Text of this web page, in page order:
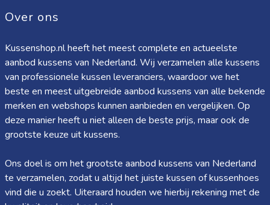
Over ons
Kussenshop.nl heeft het meest complete en actueelste
aanbod kussens van Nederland. Wij verzamelen alle kussens
van professionele kussen leveranciers, waardoor we het
beste en meest uitgebreide aanbod kussens van alle bekende
merken en webshops kunnen aanbieden en vergelijken. Op
deze manier heeft u niet alleen de beste prijs, maar ook de
grootste keuze uit kussens.
Ons doel is om het grootste aanbod kussens van Nederland
te verzamelen, zodat u altijd het juiste kussen of kussenhoes
vind die u zoekt. Uiteraard houden we hierbij rekening met de